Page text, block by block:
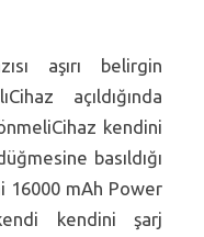
aşırı belirgin
açıldığında
kendini
basıldığı
16000 mAh Power
kendini şarj